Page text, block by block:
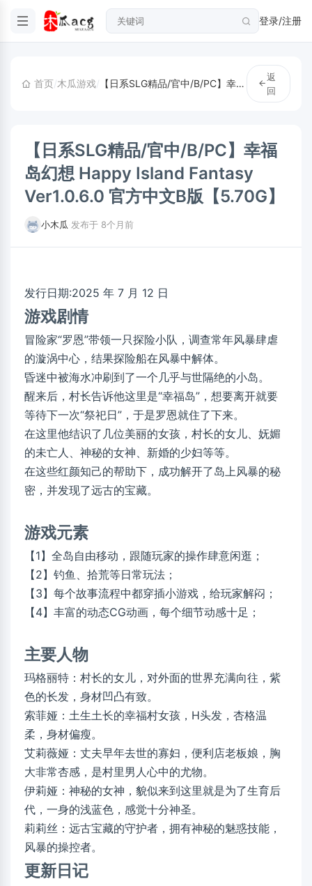
登录/注册
首页/木瓜游戏/ 【日系SLG精品/官中/B/PC】幸福岛幻想 Happy Island Fantasy Ver1.0.6.0 官方中文B版【5.70G】
返
回
【日系SLG精品/官中/B/PC】幸福
岛幻想 Happy Island Fantasy
Ver1.0.6.0 官方中文B版【5.70G】
小木瓜 发布于 8个月前
发行日期:2025 年 7 月 12 日
游戏剧情
冒险家“罗恩”带领一只探险小队，调查常年风暴肆虐
的漩涡中心，结果探险船在风暴中解体。
昏迷中被海水冲刷到了一个几乎与世隔绝的小岛。
醒来后，村长告诉他这里是“幸福岛”，想要离开就要
等待下一次“祭祀日”，于是罗恩就住了下来。
在这里他结识了几位美丽的女孩，村长的女儿、妩媚
的未亡人、神秘的女神、新婚的少妇等等。
在这些红颜知己的帮助下，成功解开了岛上风暴的秘
密，并发现了远古的宝藏。
游戏元素
【1】全岛自由移动，跟随玩家的操作肆意闲逛；
【2】钓鱼、拾荒等日常玩法；
【3】每个故事流程中都穿插小游戏，给玩家解闷；
【4】丰富的动态CG动画，每个细节动感十足；
主要人物
玛格丽特：村长的女儿，对外面的世界充满向往，紫
色的长发，身材凹凸有致。
索菲娅：土生土长的幸福村女孩，H头发，杏格温
柔，身材偏瘦。
艾莉薇娅：丈夫早年去世的寡妇，便利店老板娘，胸
大非常杏感，是村里男人心中的尤物。
伊莉娅：神秘的女神，貌似来到这里就是为了生育后
代，一身的浅蓝色，感觉十分神圣。
莉莉丝：远古宝藏的守护者，拥有神秘的魅惑技能，
风暴的操控者。
更新日记